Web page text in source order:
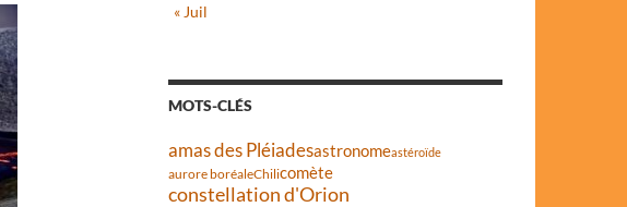
« Juil
MOTS-CLÉS
amas des Pléiadesastronomeastéroïde
aurore boréaleChilicomète
constellation d'Orion